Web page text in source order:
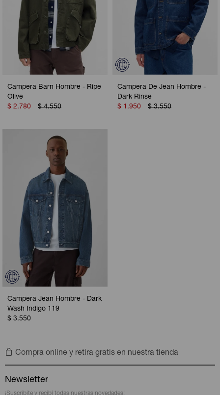
Campera Barn Hombre - Ripe
Olive
$ 2.780 $ 4.550
Campera De Jean Hombre -
Dark Rinse
$ 1.950 $ 3.550
Campera Jean Hombre - Dark
Wash Indigo 119
$ 3.550
Compra online y retira gratis en nuestra tienda
Newsletter
¡Suscribite y recibí todas nuestras novedades!